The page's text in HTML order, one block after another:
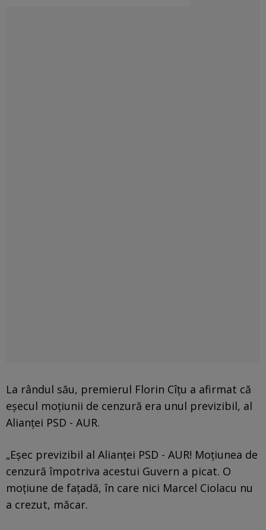
La rândul său, premierul Florin Cîţu a afirmat că
eşecul moţiunii de cenzură era unul previzibil, al
Alianţei PSD - AUR.
„Eşec previzibil al Alianţei PSD - AUR! Moţiunea de
cenzură împotriva acestui Guvern a picat. O
moţiune de faţadă, în care nici Marcel Ciolacu nu
a crezut, măcar.